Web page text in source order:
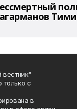
только с
в